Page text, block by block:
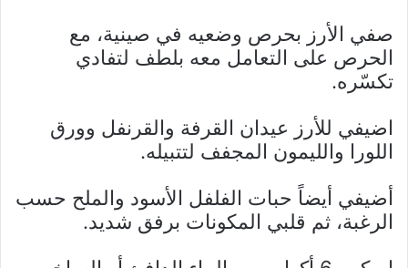
صفي الأرز بحرص وضعيه في صينية، مع
الحرص على التعامل معه بلطف لتفادي
تكسّره.
اضيفي للأرز عيدان القرفة والقرنفل وورق
اللورا والليمون المجفف لتتبيله.
أضيفي أيضاً حبات الفلفل الأسود والملح حسب
الرغبة، ثم قلبي المكونات برفق شديد.